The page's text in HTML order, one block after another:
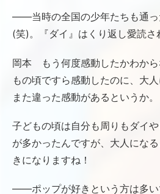
――当時の全国の少年たちも通っ
(笑)。『ダイ』はくり返し愛読さ
岡本 もう何度感動したかわか
もの頃ですら感動したのに、大
また違った感動があるというか。
子どもの頃は自分も周りもダイ
が多かったんですが、大人にな
きになりますね！
――ポップが好きという方は多い